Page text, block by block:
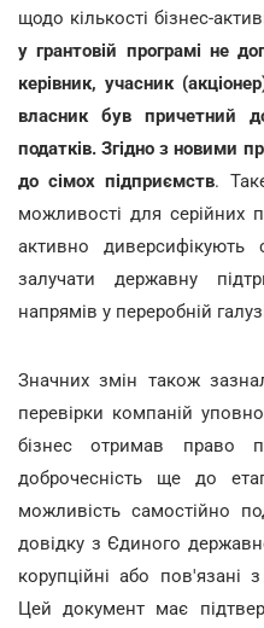
щодо кількості бізнес-
у грантовій програмі не
керівник, учасник
власник був причетний
податків. Згідно з новими
до сімох підприємств.
можливості для серійних
активно диверсифікують
залучати державну
напрямів у переробній
Значних змін також
перевірки компаній
бізнес отримав право
доброчесність ще до
можливість самостійно
довідку з Єдиного
корупційні або пов'язані
Цей документ має